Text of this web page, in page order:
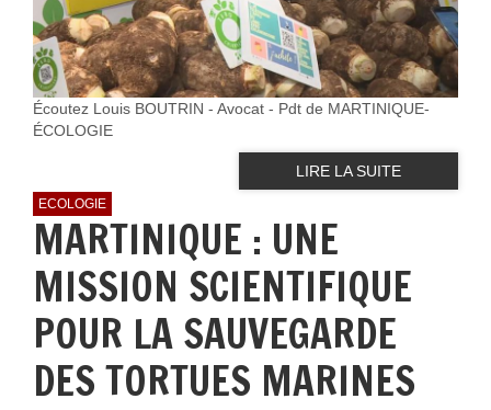
Écoutez Louis BOUTRIN - Avocat - Pdt de MARTINIQUE-
ÉCOLOGIE
LIRE LA SUITE
ECOLOGIE
MARTINIQUE : UNE
MISSION SCIENTIFIQUE
POUR LA SAUVEGARDE
DES TORTUES MARINES